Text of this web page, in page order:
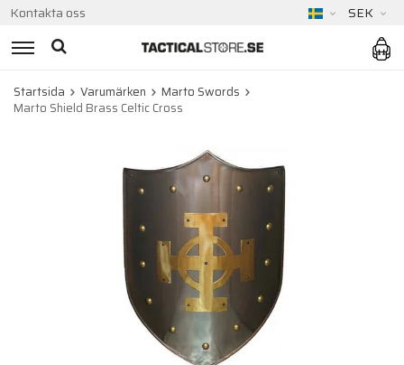
Kontakta oss SEK
Startsida Varumärken
Marto Swords
Marto Shield Brass Celtic Cross